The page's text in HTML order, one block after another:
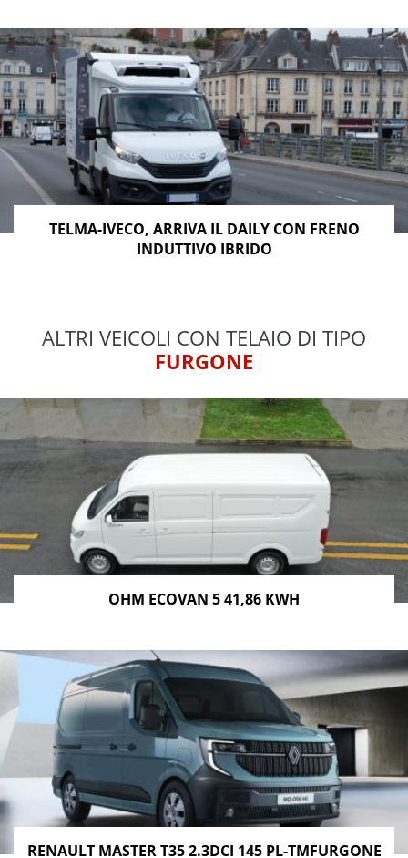
TELMA-IVECO, ARRIVA IL DAILY CON FRENO
INDUTTIVO IBRIDO
ALTRI VEICOLI CON TELAIO DI TIPO
FURGONE
OHM ECOVAN 5 41,86 KWH
RENAULT MASTER T35 2.3DCI 145 PL-TMFURGONE